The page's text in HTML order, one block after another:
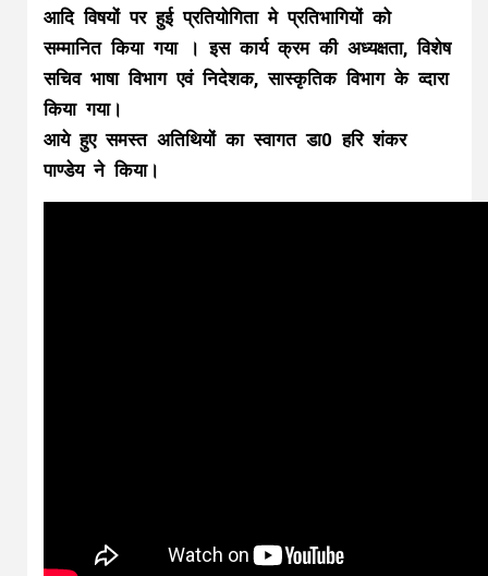
आदि विषयों पर हुई प्रतियोगिता मे प्रतिभागियों को
सम्मानित किया गया । इस कार्य क्रम की अध्यक्षता, विशेष
सचिव भाषा विभाग एवं निदेशक, सास्कृतिक विभाग के व्दारा
किया गया।
आये हुए समस्त अतिथियों का स्वागत डा0 हरि शंकर
पाण्डेय ने किया।